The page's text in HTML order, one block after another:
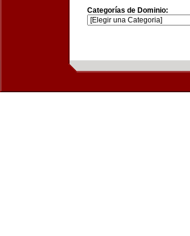
Categorías de Dominio: